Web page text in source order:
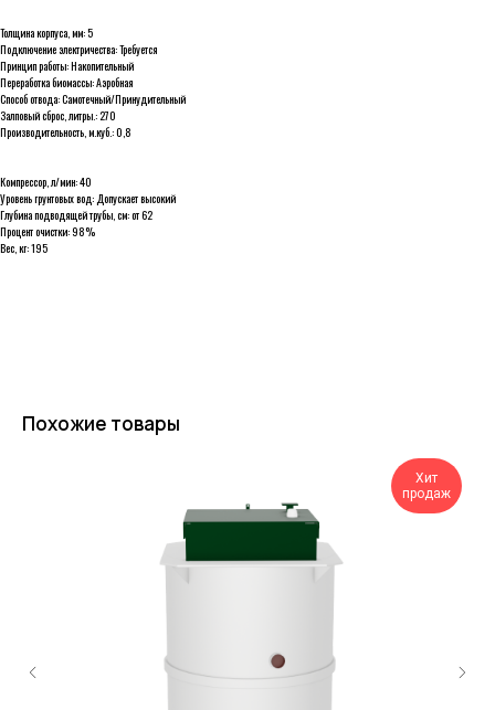
Толщина корпуса, мм: 5
Подключение электричества: Требуется
Принцип работы: Накопительный
Переработка биомассы: Аэробная
Способ отвода: Самотечный/Принудительный
Залповый сброс, литры.: 270
Производительность, м.куб.: 0,8
Компрессор, л/мин: 40
Уровень грунтовых вод: Допускает высокий
Глубина подводящей трубы, см: от 62
Процент очистки: 98%
Вес, кг: 195
Похожие товары
Хит
продаж